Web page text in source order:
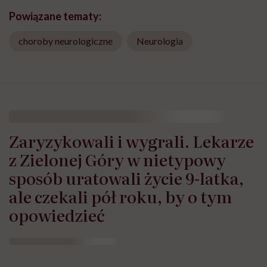
Powiązane tematy:
choroby neurologiczne Neurologia
Zaryzykowali i wygrali. Lekarze
z Zielonej Góry w nietypowy
sposób uratowali życie 9-latka,
ale czekali pół roku, by o tym
opowiedzieć